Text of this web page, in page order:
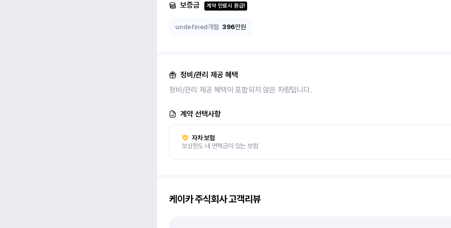
보증금 계약 만료시 환급!
undefined개월 396만원
정비/관리 제공 혜택
정비/관리 제공 혜택이 포함되지 않은 차량입니다.
계약 선택사항
자차 보험
보상한도 내 면책금이 있는 보험
케이카 주식회사고객리뷰